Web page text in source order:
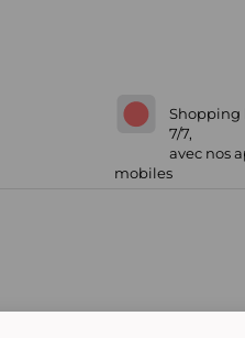
Shopping
7/7,
avec nos
mobiles